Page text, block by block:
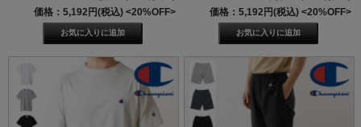
価格：5,192円(税込) <20%OFF> 価格：5,192円(税込) <20%OFF>